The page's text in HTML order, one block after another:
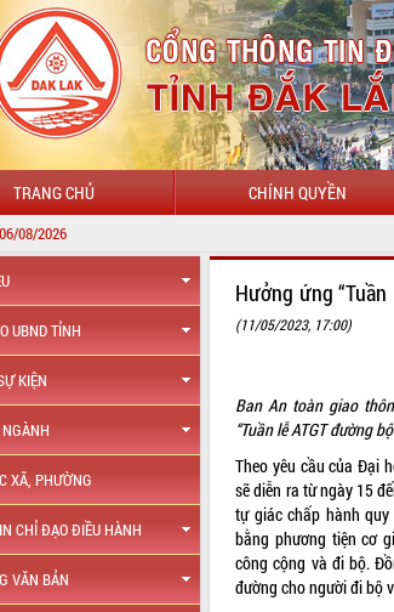
TRANG CHỦ CHÍNH QUYỀN
08/2026
UBND TỈNH
KIỆN
XÃ, PHƯỜNG
CHỈ ĐẠO ĐIỀU HÀNH
VĂN BẢN
Hưởng ứng
(11/05/2023, 17:00)
Ban An toàn giao
“Tuần lễ ATGT đường
Theo yêu cầu của Đại
sẽ diễn ra từ ngày 15
tự giác chấp hành
bằng phương tiện cơ
công cộng và đi bộ.
đường cho người đi bộ